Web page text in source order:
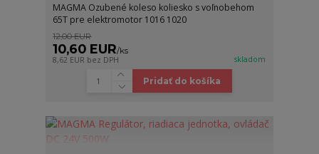
MAGMA Ozubené koleso koliesko s voľnobehom
65T pre elektromotor 1016 1020
12,00 EUR
10,60 EUR/ks
8,62 EUR bez DPH skladom
Pridať do košíka